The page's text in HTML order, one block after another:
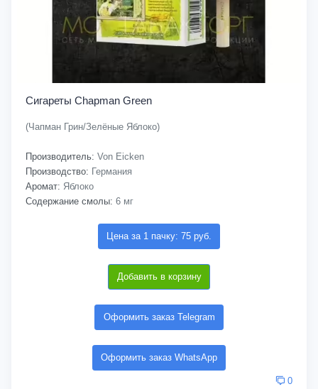
Сигареты Chapman Green
(Чапман Грин/Зелёные Яблоко)
Производитель: Von Eicken
Производство: Германия
Аромат: Яблоко
Содержание смолы: 6 мг
Цена за 1 пачку: 75 руб.
Добавить в корзину
Оформить заказ Telegram
Оформить заказ WhatsApp
0